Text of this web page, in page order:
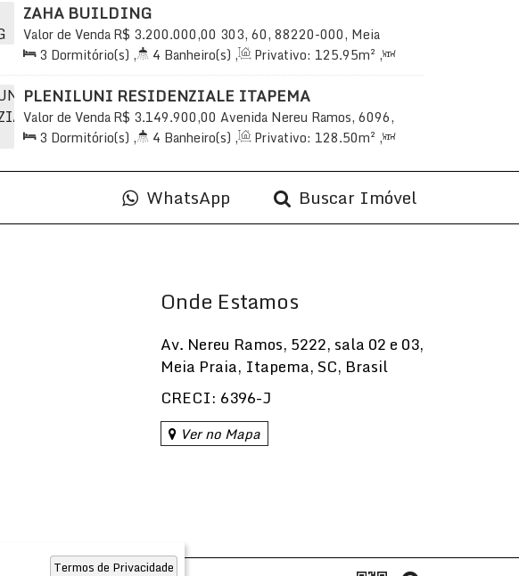
Termos de Privacidade
ZAHA BUILDING
R$ 3.200.000,00
Valor de Venda 303, 60, 88220-000, Meia
Praia, Itapema, Santa Catarina, Brasil
3 Dormitório(s) , 4 Banheiro(s) , Privativo: 125.95m² ,
3 Sala(s), 3 Suíte(s), Total:183.08m², 3 Vaga(s) , 60m
Distância do Mar, Útil:125.95m²
PLENILUNI RESIDENZIALE ITAPEMA
R$ 3.149.900,00
Valor de Venda Avenida Nereu Ramos, 6096,
88220-971, Meia Praia, Itapema, Santa Catarina, Brasil
3 Dormitório(s) , 4 Banheiro(s) , Privativo: 128.50m² ,
Útil:128.50m²
WhatsApp Buscar Imóvel
Onde Estamos
Av. Nereu Ramos, 5222, sala 02 e 03,
Meia Praia, Itapema, SC, Brasil
CRECI: 6396-J
Ver no Mapa